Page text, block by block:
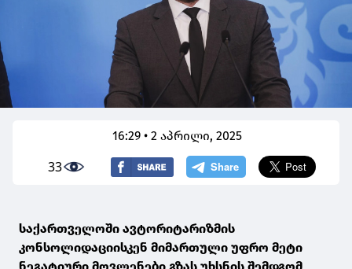
16:29 • 2 აპრილი, 2025
33
საქართველოში ავტორიტარიზმის
კონსოლიდაციისკენ მიმართული უფრო მეტი